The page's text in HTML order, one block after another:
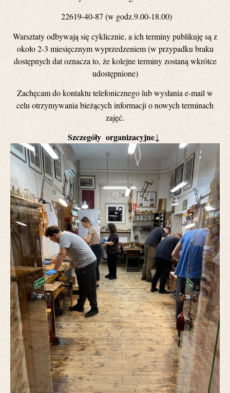
22619-40-87 (w godz.9.00-18.00)
Warsztaty odbywają się cyklicznie, a ich terminy publikuję są z
około 2-3 miesięcznym wyprzedzeniem (w przypadku braku
dostępnych dat oznacza to, że kolejne terminy zostaną wkrótce
udostępnione)
Zachęcam do kontaktu telefonicznego lub wysłania e-mail w
celu otrzymywania bieżących informacji o nowych terminach
zajęć.
Szczegóły organizacyjne↓